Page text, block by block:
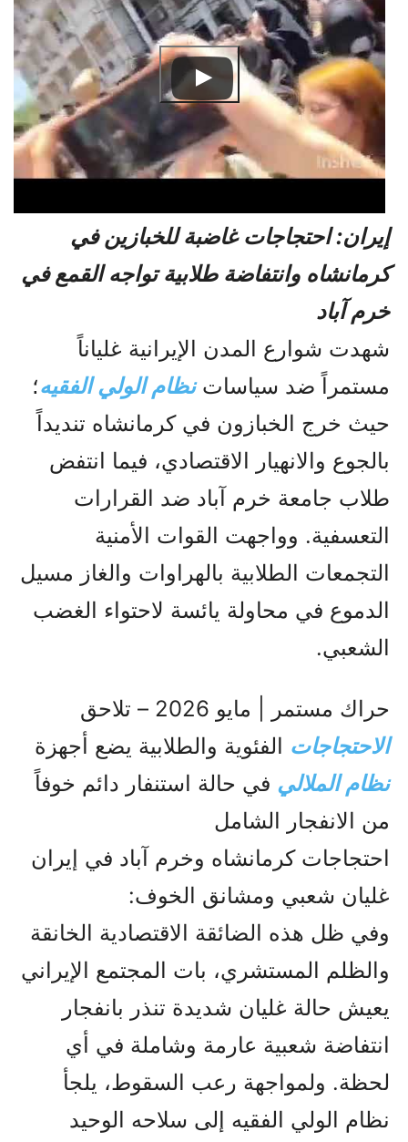
إيران: احتجاجات غاضبة للخبازين في
كرمانشاه وانتفاضة طلابية تواجه القمع في
خرم آباد
شهدت شوارع المدن الإيرانية غلياناً
مستمراً ضد سياساتنظام الولي الفقيه؛
حيث خرج الخبازون في كرمانشاه تنديداً
بالجوع والانهيار الاقتصادي، فيما انتفض
طلاب جامعة خرم آباد ضد القرارات
التعسفية. وواجهت القوات الأمنية
التجمعات الطلابية بالهراوات والغاز مسيل
الدموع في محاولة يائسة لاحتواء الغضب
الشعبي.
حراك مستمر | مايو 2026 – تلاحق
الاحتجاجات الفئوية والطلابية يضع أجهزة
نظام الملالي في حالة استنفار دائم خوفاً
من الانفجار الشامل
احتجاجات كرمانشاه وخرم آباد في إيران
غليان شعبي ومشانق الخوف:
وفي ظل هذه الضائقة الاقتصادية الخانقة
والظلم المستشري، بات المجتمع الإيراني
يعيش حالة غليان شديدة تنذر بانفجار
انتفاضة شعبية عارمة وشاملة في أي
لحظة. ولمواجهة رعب السقوط، يلجأ
نظام الولي الفقيه إلى سلاحه الوحيد